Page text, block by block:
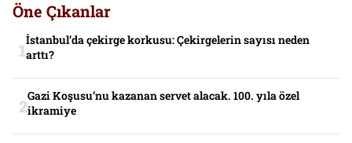
Öne Çıkanlar
İstanbul’da çekirge korkusu: Çekirgelerin sayısı neden
arttı?
Gazi Koşusu’nu kazanan servet alacak. 100. yıla özel
ikramiye